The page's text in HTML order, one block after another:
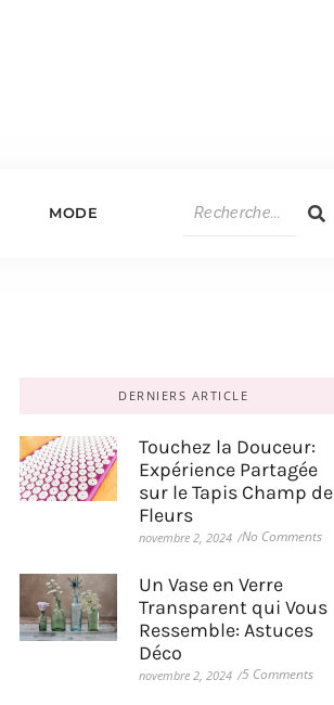
MODE
DERNIERS ARTICLE
Touchez la Douceur:
Expérience Partagée
sur le Tapis Champ de
Fleurs
novembre 2, 2024 /No Comments
Un Vase en Verre
Transparent qui Vous
Ressemble: Astuces
Déco
novembre 2, 2024 /5 Comments